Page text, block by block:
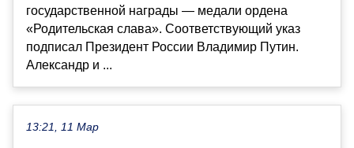
государственной награды — медали ордена
«Родительская слава». Соответствующий указ
подписал Президент России Владимир Путин.
Александр и ...
13:21, 11 Мар